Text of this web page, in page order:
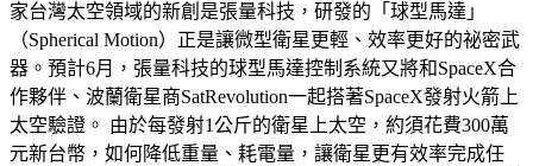
家台灣太空領域的新創是張量科技，研發的「球型馬達」
（Spherical Motion）正是讓微型衛星更輕、效率更好的祕密武
器。預計6月，張量科技的球型馬達控制系統又將和SpaceX合
作夥伴、波蘭衛星商SatRevolution一起搭著SpaceX發射火箭上
太空驗證。 由於每發射1公斤的衛星上太空，約須花費300萬
元新台幣，如何降低重量、耗電量，讓衛星更有效率完成任